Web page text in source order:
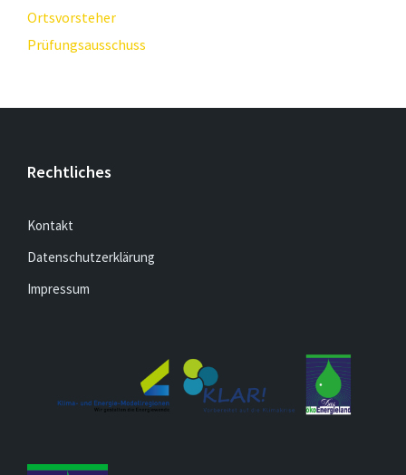
Ortsvorsteher
Prüfungsausschuss
Rechtliches
Kontakt
Datenschutzerklärung
Impressum